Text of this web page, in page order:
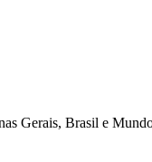
Gerais, Brasil e